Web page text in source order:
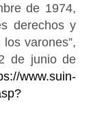
de 1974,
derechos y
varones”,
de junio de
www.suin-